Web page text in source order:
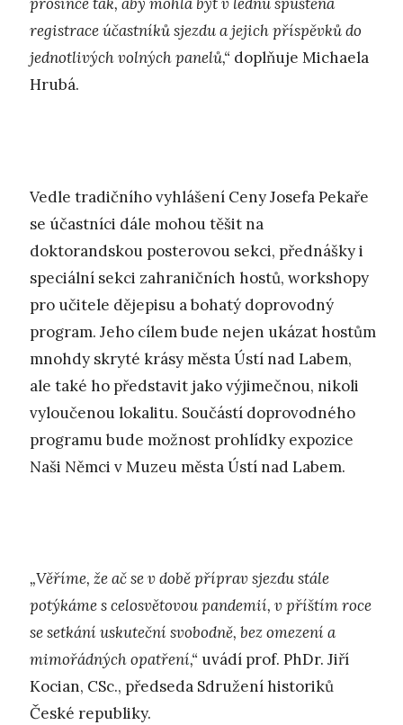
registrace účastníků sjezdu a jejich příspěvků do
jednotlivých volných panelů,“ doplňuje Michaela
Hrubá.
Vedle tradičního vyhlášení Ceny Josefa Pekaře
se účastníci dále mohou těšit na
doktorandskou posterovou sekci, přednášky i
speciální sekci zahraničních hostů, workshopy
pro učitele dějepisu a bohatý doprovodný
program. Jeho cílem bude nejen ukázat hostům
mnohdy skryté krásy města Ústí nad Labem,
ale také ho představit jako výjimečnou, nikoli
vyloučenou lokalitu. Součástí doprovodného
programu bude možnost prohlídky expozice
Naši Němci v Muzeu města Ústí nad Labem.
„Věříme, že ač se v době příprav sjezdu stále
potýkáme s celosvětovou pandemií, v příštím roce
se setkání uskuteční svobodně, bez omezení a
mimořádných opatření,“ uvádí prof. PhDr. Jiří
Kocian, CSc., předseda Sdružení historiků
České republiky.